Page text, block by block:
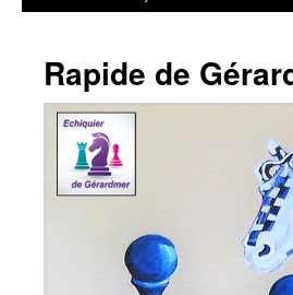
Rapide de